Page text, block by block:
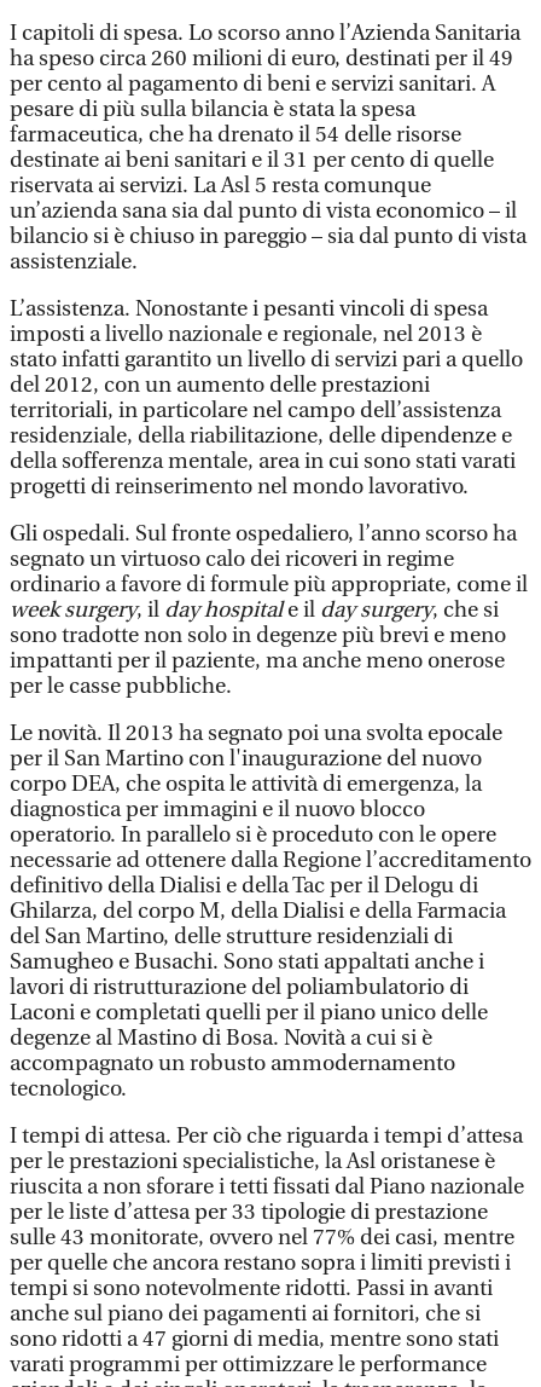
I capitoli di spesa. Lo scorso anno l’Azienda Sanitaria
ha speso circa 260 milioni di euro, destinati per il 49
per cento al pagamento di beni e servizi sanitari. A
pesare di più sulla bilancia è stata la spesa
farmaceutica, che ha drenato il 54 delle risorse
destinate ai beni sanitari e il 31 per cento di quelle
riservata ai servizi. La Asl 5 resta comunque
un’azienda sana sia dal punto di vista economico – il
bilancio si è chiuso in pareggio – sia dal punto di vista
assistenziale.
L’assistenza. Nonostante i pesanti vincoli di spesa
imposti a livello nazionale e regionale, nel 2013 è
stato infatti garantito un livello di servizi pari a quello
del 2012, con un aumento delle prestazioni
territoriali, in particolare nel campo dell’assistenza
residenziale, della riabilitazione, delle dipendenze e
della sofferenza mentale, area in cui sono stati varati
progetti di reinserimento nel mondo lavorativo.
Gli ospedali. Sul fronte ospedaliero, l’anno scorso ha
segnato un virtuoso calo dei ricoveri in regime
ordinario a favore di formule più appropriate, come il
week surgery, il day hospitale il day surgery, che si
sono tradotte non solo in degenze più brevi e meno
impattanti per il paziente, ma anche meno onerose
per le casse pubbliche.
Le novità. Il 2013 ha segnato poi una svolta epocale
per il San Martino con l'inaugurazione del nuovo
corpo DEA, che ospita le attività di emergenza, la
diagnostica per immagini e il nuovo blocco
operatorio. In parallelo si è proceduto con le opere
necessarie ad ottenere dalla Regione l’accreditamento
definitivo della Dialisi e della Tac per il Delogu di
Ghilarza, del corpo M, della Dialisi e della Farmacia
del San Martino, delle strutture residenziali di
Samugheo e Busachi. Sono stati appaltati anche i
lavori di ristrutturazione del poliambulatorio di
Laconi e completati quelli per il piano unico delle
degenze al Mastino di Bosa. Novità a cui si è
accompagnato un robusto ammodernamento
tecnologico.
I tempi di attesa. Per ciò che riguarda i tempi d’attesa
per le prestazioni specialistiche, la Asl oristanese è
riuscita a non sforare i tetti fissati dal Piano nazionale
per le liste d’attesa per 33 tipologie di prestazione
sulle 43 monitorate, ovvero nel 77% dei casi, mentre
per quelle che ancora restano sopra i limiti previsti i
tempi si sono notevolmente ridotti. Passi in avanti
anche sul piano dei pagamenti ai fornitori, che si
sono ridotti a 47 giorni di media, mentre sono stati
varati programmi per ottimizzare le performance